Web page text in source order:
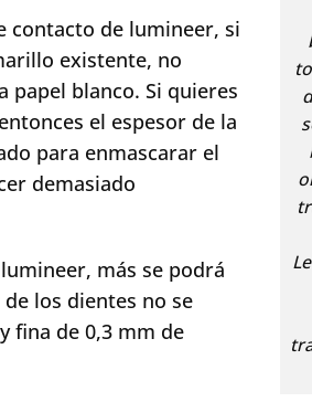
contacto de lumineer, si
existente, no
papel blanco. Si quieres
el espesor de la
para enmascarar el
demasiado
más se podrá
los dientes no se
fina de 0,3 mm de